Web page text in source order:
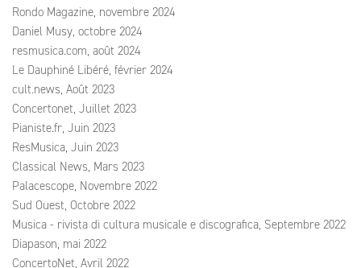
Rondo Magazine, novembre 2024
Daniel Musy, octobre 2024
resmusica.com, août 2024
Le Dauphiné Libéré, février 2024
cult.news, Août 2023
Concertonet, Juillet 2023
Pianiste.fr, Juin 2023
ResMusica, Juin 2023
Classical News, Mars 2023
Palacescope, Novembre 2022
Sud Ouest, Octobre 2022
Musica - rivista di cultura musicale e discografica, Septembre 2022
Diapason, mai 2022
ConcertoNet, Avril 2022